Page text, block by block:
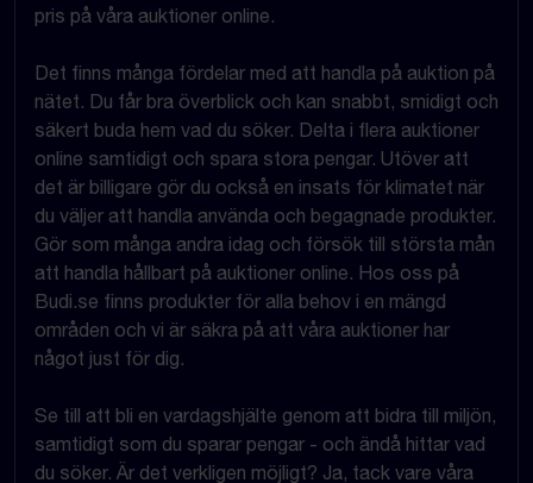
pris på våra auktioner online.
Det finns många fördelar med att handla på auktion på
nätet. Du får bra överblick och kan snabbt, smidigt och
säkert buda hem vad du söker. Delta i flera auktioner
online samtidigt och spara stora pengar. Utöver att
det är billigare gör du också en insats för klimatet när
du väljer att handla använda och begagnade produkter.
Gör som många andra idag och försök till största mån
att handla hållbart på auktioner online. Hos oss på
Budi.se finns produkter för alla behov i en mängd
områden och vi är säkra på att våra auktioner har
något just för dig.
Se till att bli en vardagshjälte genom att bidra till miljön,
samtidigt som du sparar pengar - och ändå hittar vad
du söker. Är det verkligen möjligt? Ja, tack vare våra